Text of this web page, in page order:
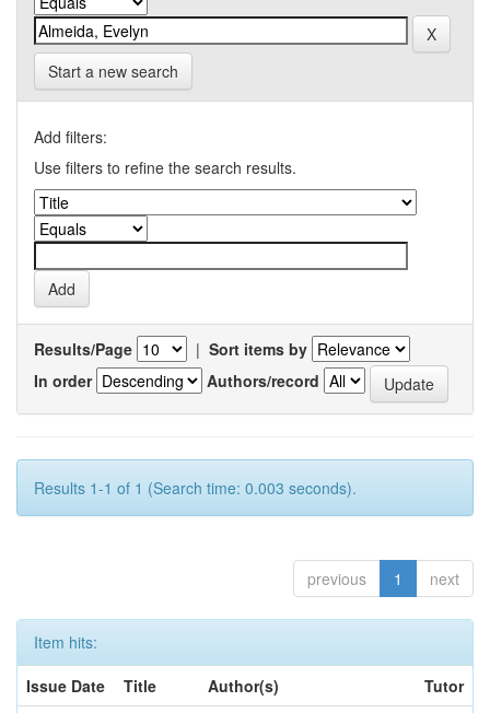
Start a new search
Add filters:
Use filters to refine the search results.
Results/Page | Sort items by
In order
Authors/record
Results 1-1 of 1 (Search time: 0.003 seconds).
previous 1 next
Item hits:
Issue Date
Title Author(s)
Tutor